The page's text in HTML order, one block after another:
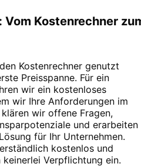
Kostenrechner
Kostenrechner genutzt
Preisspanne. Für ein
wir ein kostenloses
wir Ihre Anforderungen im
wir offene Fragen,
und erarbeiten
für Ihr Unternehmen.
kostenlos und
Verpflichtung ein.